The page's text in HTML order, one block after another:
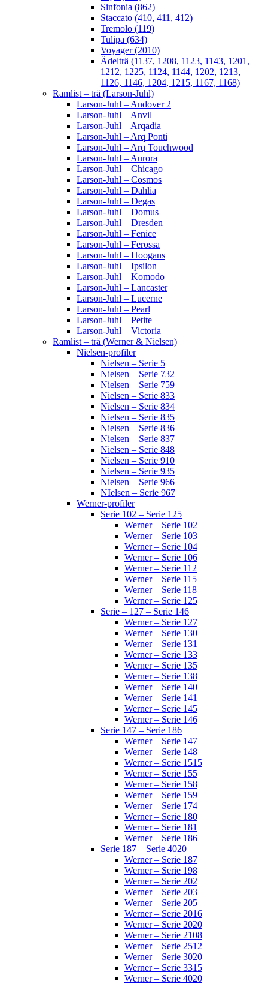
Sinfonia (862)
Staccato (410, 411, 412)
Tremolo (119)
Tulipa (634)
Voyager (2010)
Ädelträ (1137, 1208, 1123, 1143, 1201,
1212, 1225, 1124, 1144, 1202, 1213,
1126, 1146, 1204, 1215, 1167, 1168)
Ramlist – trä (Larson-Juhl)
Larson-Juhl – Andover 2
Larson-Juhl – Anvil
Larson-Juhl – Arqadia
Larson-Juhl – Arq Ponti
Larson-Juhl – Arq Touchwood
Larson-Juhl – Aurora
Larson-Juhl – Chicago
Larson-Juhl – Cosmos
Larson-Juhl – Dahlia
Larson-Juhl – Degas
Larson-Juhl – Domus
Larson-Juhl – Dresden
Larson-Juhl – Fenice
Larson-Juhl – Ferossa
Larson-Juhl – Hoogans
Larson-Juhl – Ipsilon
Larson-Juhl – Komodo
Larson-Juhl – Lancaster
Larson-Juhl – Lucerne
Larson-Juhl – Pearl
Larson-Juhl – Petite
Larson-Juhl – Victoria
Ramlist – trä (Werner & Nielsen)
Nielsen-profiler
Nielsen – Serie 5
Nielsen – Serie 732
Nielsen – Serie 759
Nielsen – Serie 833
Nielsen – Serie 834
Nielsen – Serie 835
Nielsen – Serie 836
Nielsen – Serie 837
Nielsen – Serie 848
Nielsen – Serie 910
Nielsen – Serie 935
Nielsen – Serie 966
NIelsen – Serie 967
Werner-profiler
Serie 102 – Serie 125
Werner – Serie 102
Werner – Serie 103
Werner – Serie 104
Werner – Serie 106
Werner – Serie 112
Werner – Serie 115
Werner – Serie 118
Werner – Serie 125
Serie – 127 – Serie 146
Werner – Serie 127
Werner – Serie 130
Werner – Serie 131
Werner – Serie 133
Werner – Serie 135
Werner – Serie 138
Werner – Serie 140
Werner – Serie 141
Werner – Serie 145
Werner – Serie 146
Serie 147 – Serie 186
Werner – Serie 147
Werner – Serie 148
Werner – Serie 1515
Werner – Serie 155
Werner – Serie 158
Werner – Serie 159
Werner – Serie 174
Werner – Serie 180
Werner – Serie 181
Werner – Serie 186
Serie 187 – Serie 4020
Werner – Serie 187
Werner – Serie 198
Werner – Serie 202
Werner – Serie 203
Werner – Serie 205
Werner – Serie 2016
Werner – Serie 2020
Werner – Serie 2108
Werner – Serie 2512
Werner – Serie 3020
Werner – Serie 3315
Werner – Serie 4020